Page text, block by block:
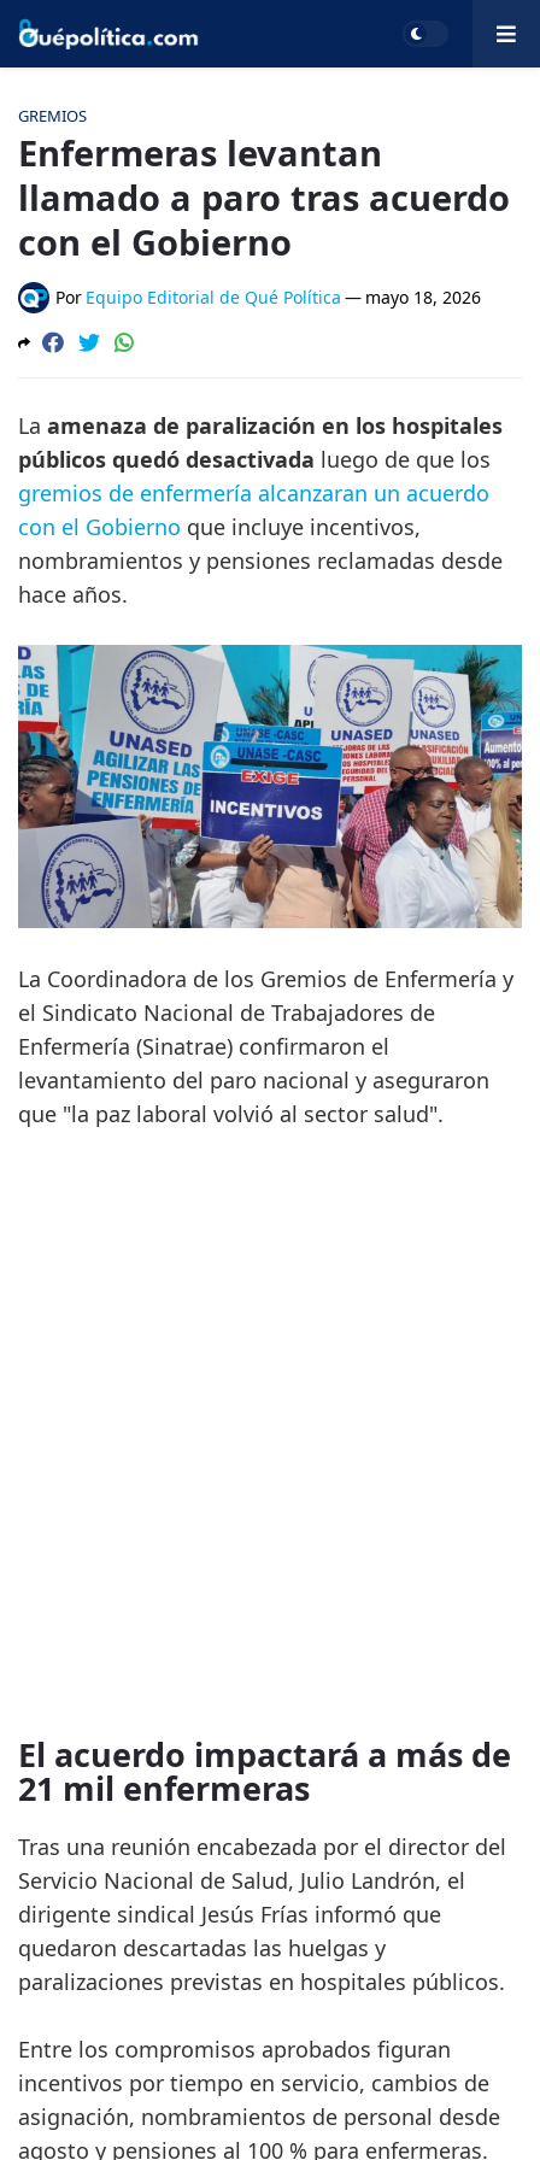
GREMIOS
Enfermeras levantan
llamado a paro tras acuerdo
con el Gobierno
Por Equipo Editorial de Qué Política — mayo 18, 2026
La amenaza de paralización en los hospitales
públicos quedó desactivada luego de que los
gremios de enfermería alcanzaran un acuerdo
con el Gobierno que incluye incentivos,
nombramientos y pensiones reclamadas desde
hace años.
La Coordinadora de los Gremios de Enfermería y
el Sindicato Nacional de Trabajadores de
Enfermería (Sinatrae) confirmaron el
levantamiento del paro nacional y aseguraron
que "la paz laboral volvió al sector salud".
El acuerdo impactará a más de
21 mil enfermeras
Tras una reunión encabezada por el director del
Servicio Nacional de Salud, Julio Landrón, el
dirigente sindical Jesús Frías informó que
quedaron descartadas las huelgas y
paralizaciones previstas en hospitales públicos.
Entre los compromisos aprobados figuran
incentivos por tiempo en servicio, cambios de
asignación, nombramientos de personal desde
agosto y pensiones al 100 % para enfermeras.